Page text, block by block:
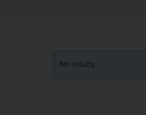
No results